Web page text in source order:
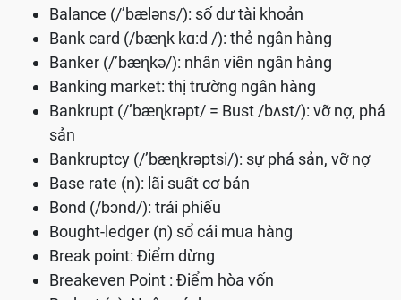
Balance (/’bæləns/): số dư tài khoản
Bank card (/bæɳk kɑ:d /): thẻ ngân hàng
Banker (/’bæɳkə/): nhân viên ngân hàng
Banking market: thị trường ngân hàng
Bankrupt (/’bæɳkrəpt/ = Bust /bʌst/): vỡ nợ, phá
sản
Bankruptcy (/’bæɳkrəptsi/): sự phá sản, vỡ nợ
Base rate (n): lãi suất cơ bản
Bond (/bɔnd/): trái phiếu
Bought-ledger (n) sổ cái mua hàng
Break point: Điểm dừng
Breakeven Point : Điểm hòa vốn